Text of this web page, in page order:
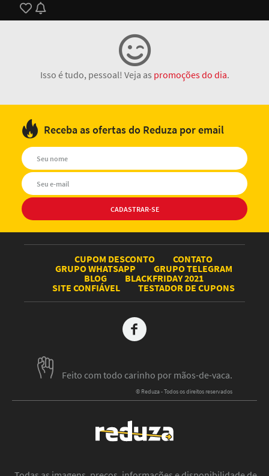
Isso é tudo, pessoal! Veja as promoções do dia.
Receba as ofertas do Reduza por email
CUPOM DESCONTO
CONTATO
GRUPO WHATSAPP
GRUPO TELEGRAM
BLOG
BLACKFRIDAY 2021
SITE CONFIÁVEL
TESTADOR DE CUPONS
Feito com todo carinho por mãos-de-vaca.
© Reduza - Todos os direitos reservados